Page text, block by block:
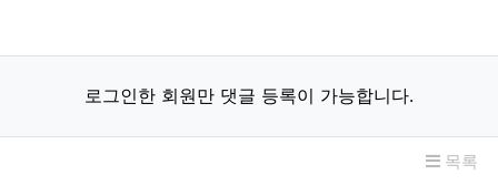
로그인한 회원만 댓글 등록이 가능합니다.
목록